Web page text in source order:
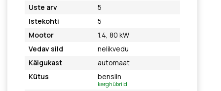
Uste arv
5
Istekohti
5
Mootor
1.4, 80 kW
Vedav sild
nelikvedu
Käigukast
automaat
Kütus
bensiin
kerghübriid